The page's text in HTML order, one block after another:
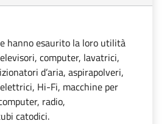
hanno esaurito la loro utilità
computer, lavatrici,
d’aria, aspirapolveri,
Hi-Fi, macchine per
radio,
catodici.